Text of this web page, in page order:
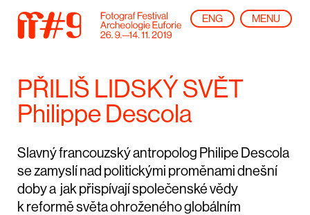
ENG MENU
PŘILIŠ LIDSKÝ SVĚT
Philippe Descola
Slavný francouzský antropolog Philipe Descola
se zamyslí nad politickými proměnami dnešní
doby a jak přispívají společenské vědy
k reformě světa ohroženého globálním